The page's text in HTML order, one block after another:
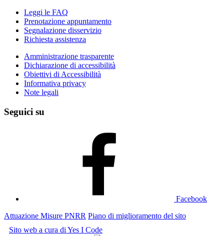
Leggi le FAQ
Prenotazione appuntamento
Segnalazione disservizio
Richiesta assistenza
Amministrazione trasparente
Dichiarazione di accessibilità
Obiettivi di Accessibilità
Informativa privacy
Note legali
Seguici su
Facebook
Attuazione Misure PNRR Piano di miglioramento del sito
Sito web a cura di Yes I Code